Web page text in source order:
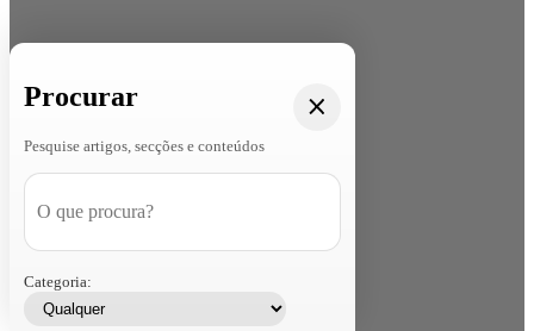
Procurar
Pesquise artigos, secções e conteúdos
Categoria: